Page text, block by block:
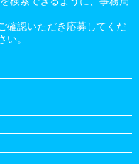
確認いただき応募してくだ
い。